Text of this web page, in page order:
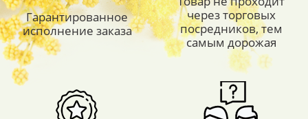
Гарантированное
исполнение заказа
через торговых
посредников, тем
самым дорожая